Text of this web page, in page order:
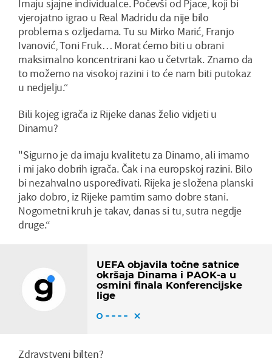
Imaju sjajne individualce. Počevši od Pjace, koji bi
vjerojatno igrao u Real Madridu da nije bilo
problema s ozljedama. Tu su Mirko Marić, Franjo
Ivanović, Toni Fruk… Morat ćemo biti u obrani
maksimalno koncentrirani kao u četvrtak. Znamo da
to možemo na visokoj razini i to će nam biti putokaz
u nedjelju.“
Bili kojeg igrača iz Rijeke danas želio vidjeti u
Dinamu?
"Sigurno je da imaju kvalitetu za Dinamo, ali imamo
i mi jako dobrih igrača. Čak i na europskoj razini. Bilo
bi nezahvalno uspoređivati. Rijeka je složena planski
jako dobro, iz Rijeke pamtim samo dobre stani.
Nogometni kruh je takav, danas si tu, sutra negdje
druge.“
UEFA objavila točne satnice
okršaja Dinama i PAOK-a u
osmini finala Konferencijske
lige
Zdravstveni bilten?